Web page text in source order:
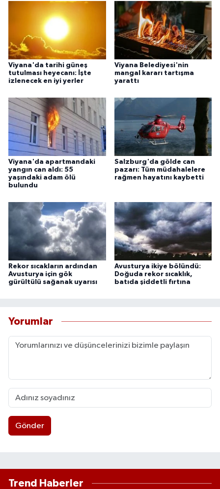
Viyana'da tarihi güneş
tutulması heyecanı: İşte
izlenecek en iyi yerler
Viyana Belediyesi'nin
mangal kararı tartışma
yarattı
Viyana'da apartmandaki
yangın can aldı: 55
yaşındaki adam ölü
bulundu
Salzburg'da gölde can
pazarı: Tüm müdahalelere
rağmen hayatını kaybetti
Rekor sıcakların ardından
Avusturya için gök
gürültülü sağanak uyarısı
Avusturya ikiye bölündü:
Doğuda rekor sıcaklık,
batıda şiddetli fırtına
Yorumlar
Gönder
Trend Haberler